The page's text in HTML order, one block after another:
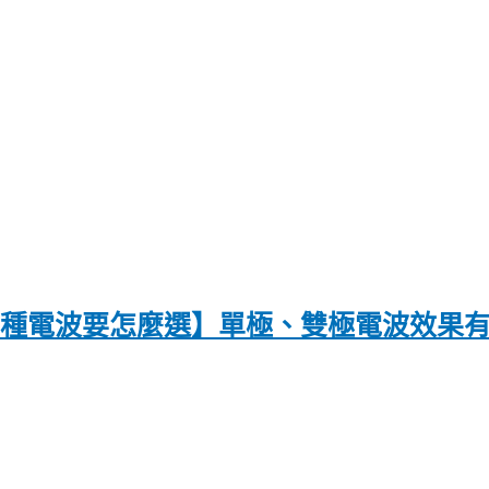
波要怎麼選】單極、雙極電波效果有